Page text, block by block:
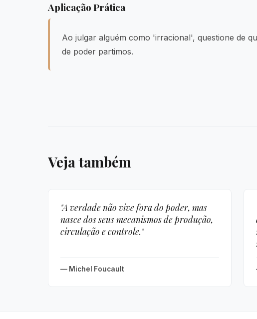
Aplicação Prática
Ao julgar alguém como 'irracional', questione de
de poder partimos.
Veja também
"A verdade não vive fora do poder, mas
nasce dos seus mecanismos de produção,
circulação e controle."
— Michel Foucault